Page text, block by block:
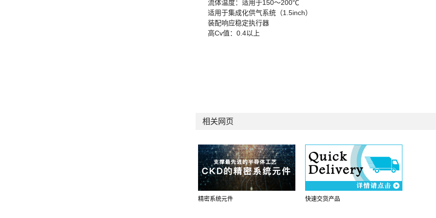
流体温度：适用于150～200℃
适用于集成化供气系统（1.5inch）
装配响应稳定执行器
高Cv值：0.4以上
相关网页
精密系统元件 快速交货产品